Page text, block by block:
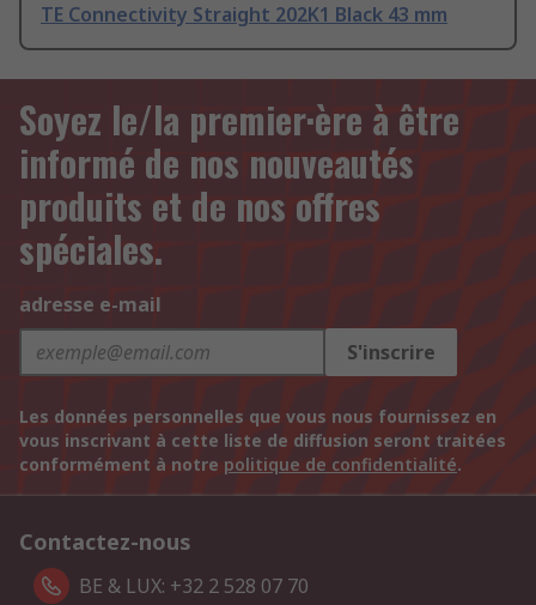
TE Connectivity Straight 202K1 Black 43 mm
Soyez le/la premier·ère à être
informé de nos nouveautés
produits et de nos offres
spéciales.
adresse e-mail
S'inscrire
Les données personnelles que vous nous fournissez en
vous inscrivant à cette liste de diffusion seront traitées
conformément à notre politique de confidentialité.
Contactez-nous
BE & LUX: +32 2 528 07 70